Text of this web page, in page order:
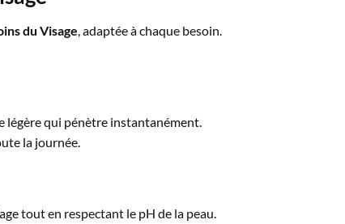
du Visage, adaptée à chaque besoin.
légère qui pénètre instantanément.
la journée.
tout en respectant le pH de la peau.